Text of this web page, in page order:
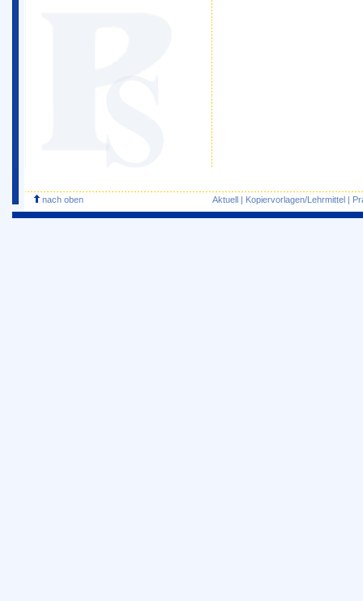
nach oben Aktuell | Kopiervorlagen/Lehrmittel |